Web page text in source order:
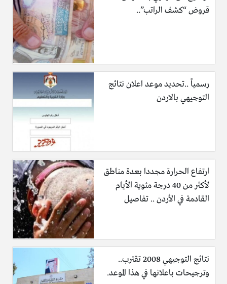
قروض “كشف الراتب”..
رسمياً ..تحديد موعد اعلان نتائج
التوجيهي بالاردن
ارتفاع الحرارة مجددا بعدة مناطق
لأكثر من 40 درجة مئوية الأيام
القادمة في الأردن .. تفاصيل
نتائج التوجيهي 2008 تقترب..
وترجيحات باعلانها في هذا الموعد.